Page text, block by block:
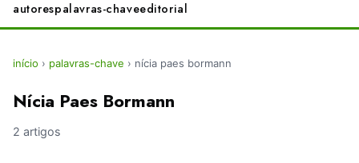
autorespalavras-chaveeditorial
início › palavras-chave › nícia paes bormann
Nícia Paes Bormann
2 artigos